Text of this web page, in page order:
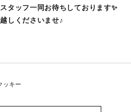
タッフ一同お待ちしております✨
しくださいませ♪
ッキー